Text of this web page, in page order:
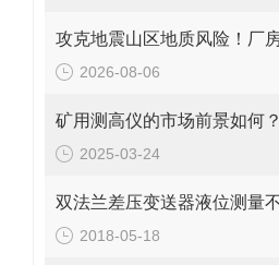
2026-08-06
矿用测高仪的市场前景如何？
2025-03-24
2018-05-18